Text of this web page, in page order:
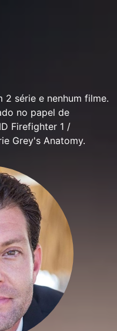
2 série e nenhum filme.
no papel de
Firefighter 1 /
Grey's Anatomy.